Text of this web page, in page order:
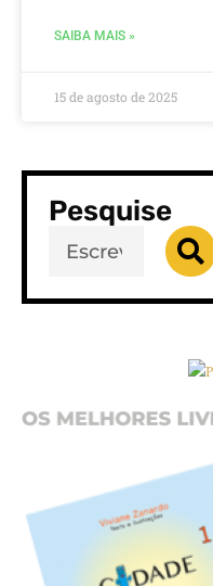
SAIBA MAIS »
15 de agosto de 2025
Pesquise